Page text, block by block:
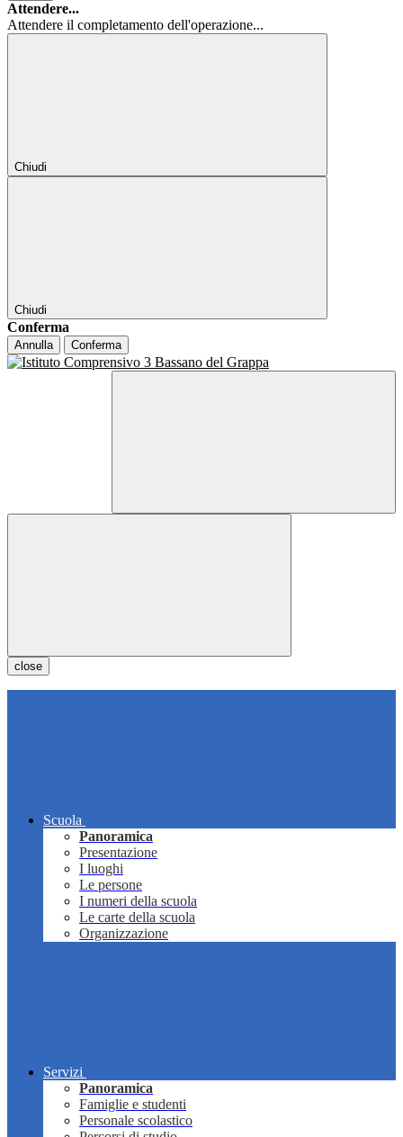
Attendere...
Attendere il completamento dell'operazione...
Chiudi
Chiudi
Conferma
Annulla Conferma
close
Scuola
Panoramica
Presentazione
I luoghi
Le persone
I numeri della scuola
Le carte della scuola
Organizzazione
Servizi
Panoramica
Famiglie e studenti
Personale scolastico